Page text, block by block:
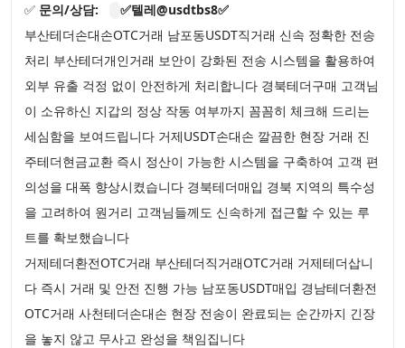
✅ 문의/상담:
✅텔레@usdtbs8✅
부산테더손대손OTC거래 남포동USDT직거래 신속 정확한 전송
처리 부산테더개인거래 보안이 강화된 전송 시스템을 활용하여
외부 유출 걱정 없이 안전하게 처리합니다 경북테더구매 고객님
이 소유하신 지갑의 정상 작동 여부까지 꼼꼼히 체크해 드리는
세심함을 보여드립니다 거제USDT손대손 깔끔한 현장 거래 진
주테더현금교환 즉시 정산이 가능한 시스템을 구축하여 고객 편
의성을 대폭 향상시켰습니다 경북테더매입 경북 지역의 특수성
을 고려하여 원거리 고객님들께도 신속하게 접근할 수 있는 루
트를 확보했습니다
거제테더환전OTC거래 부산테더직거래OTC거래 거제테더삽니
다 즉시 거래 및 안전 진행 가능 남포동USDT매입 경남테더환전
OTC거래 사천테더손대손 현장 전송이 완료되는 순간까지 긴장
을 놓지 않고 무사고 완성을 책임집니다